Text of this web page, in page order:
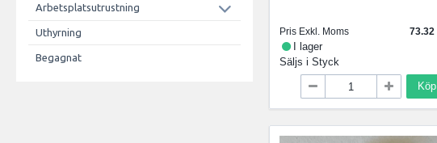
Arbetsplatsutrustning
Uthyrning
Begagnat
Pris Exkl. Moms 73.32
I lager
Säljs iStyck
Köp